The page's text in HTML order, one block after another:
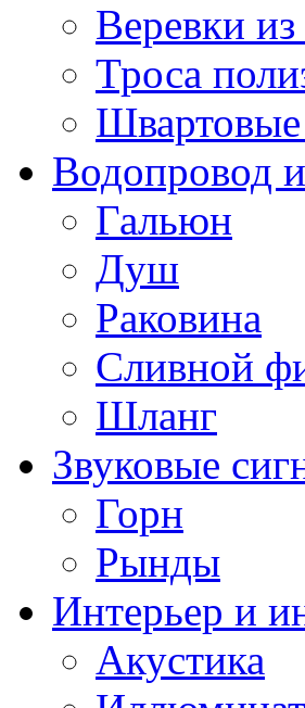
Веревки из
Троса
Водопровод
Гальюн
Душ
Раковина
Сливной
Шланг
Звуковые
Горн
Рынды
Интерьер и
Акустика